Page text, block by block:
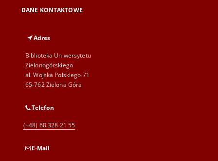
DANE KONTAKTOWE
Adres
Biblioteka Uniwersytetu
Zielonogórskiego
al. Wojska Polskiego 71
65-762 Zielona Góra
Telefon
(+48) 68 328 21 55
E-Mail